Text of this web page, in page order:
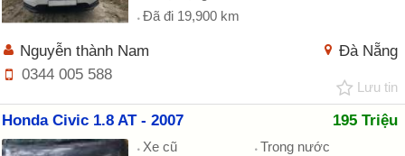
Đã đi 19,900 km
Đà Nẵng
Nguyễn thành Nam
0344 005 588
Lưu tin
Honda Civic 1.8 AT - 2007 195 Triệu
Xe cũ
Trong nước